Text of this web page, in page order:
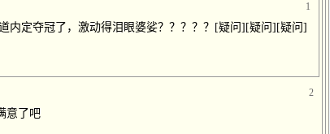
1
内定夺冠了，激动得泪眼婆娑？？？？？[疑问][疑问][疑问]
2
意了吧